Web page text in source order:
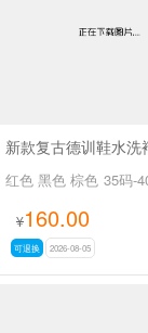
红色 黑色 棕色 35码-
¥160.00
可退换 2026-08-05